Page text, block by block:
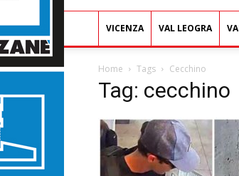
VICENZA VAL LEOGRA
Home Tags Cecchino
Tag: cecchino